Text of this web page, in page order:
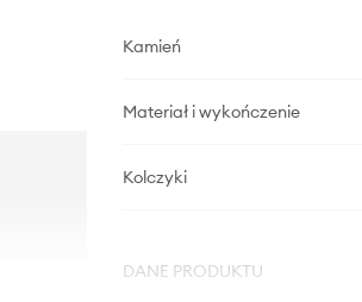
Kamień
Materiał i wykończenie
Kolczyki
DANE PRODUKTU